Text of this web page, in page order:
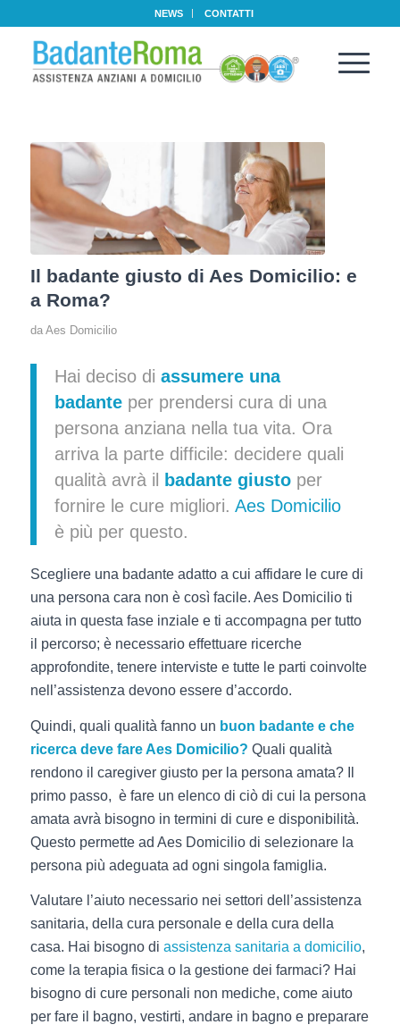
NEWS CONTATTI
Il badante giusto di Aes Domicilio: e
a Roma?
da Aes Domicilio
Hai deciso di assumere una
badanteper prendersi cura di una
persona anziana nella tua vita. Ora
arriva la parte difficile: decidere quali
qualità avrà il
badantegiustoper
fornire le cure migliori. Aes Domicilio
è più per questo.
Scegliere una badante adatto a cui affidare le cure di
una persona cara non è così facile. Aes Domicilio ti
aiuta in questa fase inziale e ti accompagna per tutto
il percorso; è necessario effettuare ricerche
approfondite, tenere interviste e tutte le parti coinvolte
nell’assistenza devono essere d’accordo.
Quindi, quali qualità fanno un buon badante e che
ricerca deve fare Aes Domicilio? Quali qualità
rendono il caregiver giusto per la persona amata? Il
primo passo, è fare un elenco di ciò di cui la persona
amata avrà bisogno in termini di cure e disponibilità.
Questo permette ad Aes Domicilio di selezionare la
persona più adeguata ad ogni singola famiglia.
Valutare l’aiuto necessario nei settori dell’assistenza
sanitaria, della cura personale e della cura della
casa. Hai bisogno di assistenza sanitaria a domicilio,
come la terapia fisica o la gestione dei farmaci? Hai
bisogno di cure personali non mediche, come aiuto
per fare il bagno, vestirti, andare in bagno e preparare